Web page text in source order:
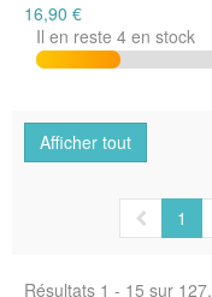
16,90 €
Il en reste 4 en stock
Afficher tout
1
Résultats 1 - 15 sur 127.